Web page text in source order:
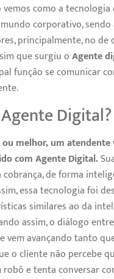
vemos como a
corporativo,
principalmente, no de
que surgiu oAgente
função se comunicar
Digital?
melhor, um
com Agente Digital.
de forma
essa tecnologia foi
similares ao da
assim, o diálogo
vem avançando tanto
o cliente não percebe
e tenta conversar